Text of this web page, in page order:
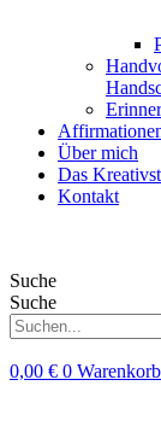
Über mich
Das
Kontakt
Suche
Suche
0,00 € 0 Warenkorb